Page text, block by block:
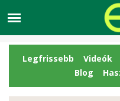
Legfrissebb Videók
Blog